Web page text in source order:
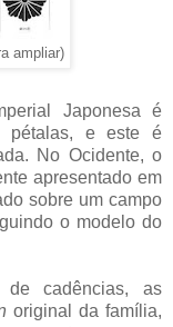
ampliar)
Japonesa é
pétalas, e este é
No Ocidente, o
apresentado em
sobre um campo
o modelo do
cadências, as
original da família,